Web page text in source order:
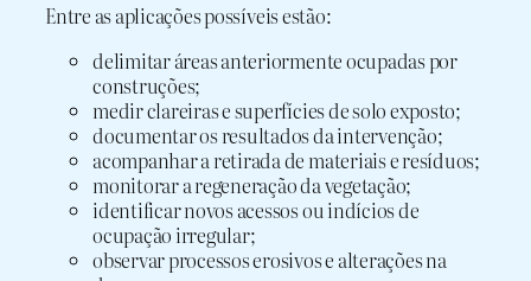
Entre as aplicações possíveis estão:
delimitar áreas anteriormente ocupadas por
construções;
medir clareiras e superfícies de solo exposto;
documentar os resultados da intervenção;
acompanhar a retirada de materiais e resíduos;
monitorar a regeneração da vegetação;
identificar novos acessos ou indícios de
ocupação irregular;
observar processos erosivos e alterações na